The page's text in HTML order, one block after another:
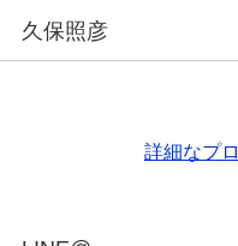
久保照彦
詳細なプ